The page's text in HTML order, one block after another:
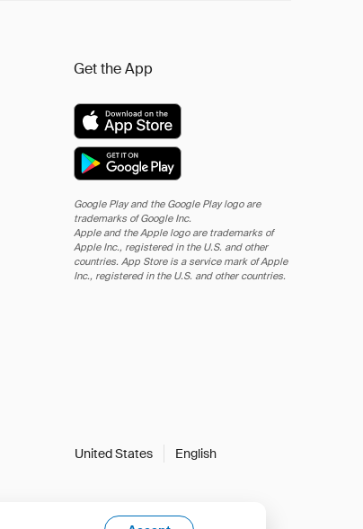
Get the App
Google Play and the Google Play logo are
trademarks of Google Inc.
Apple and the Apple logo are trademarks of
Apple Inc., registered in the U.S. and other
countries. App Store is a service mark of Apple
Inc., registered in the U.S. and other countries.
United States English